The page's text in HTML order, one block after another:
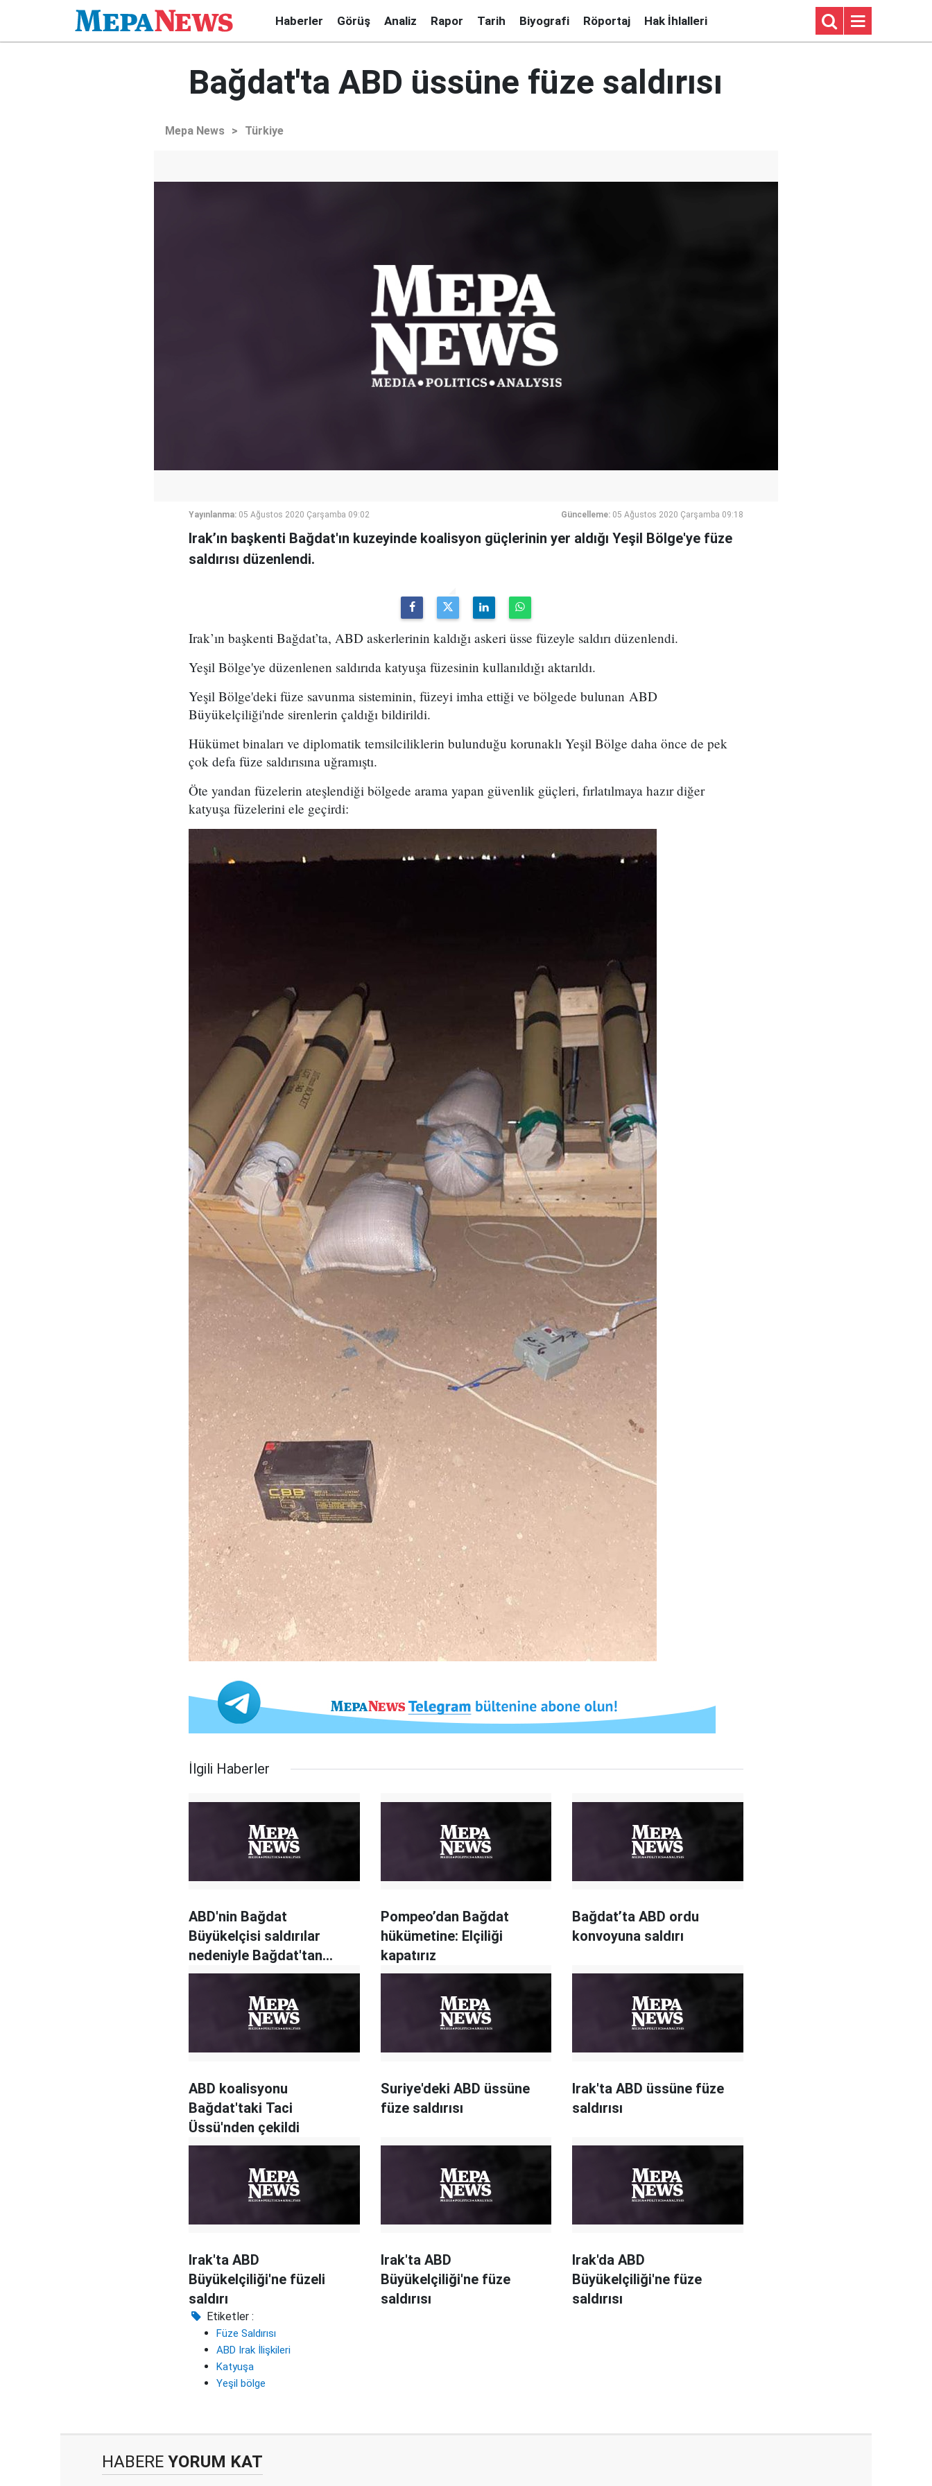
Haberler Görüş Analiz Rapor Tarih Biyografi Röportaj Hak İhlalleri
Bağdat'ta ABD üssüne füze saldırısı
Mepa News > Türkiye
Yayınlanma: 05 Ağustos 2020 Çarşamba 09:02 Güncelleme: 05 Ağustos 2020 Çarşamba 09:18
Irak’ın başkenti Bağdat'ın kuzeyinde koalisyon güçlerinin yer aldığı Yeşil Bölge'ye füze
saldırısı düzenlendi.
Irak’ın başkenti Bağdat’ta, ABD askerlerinin kaldığı askeri üsse füzeyle saldırı düzenlendi.
Yeşil Bölge'ye düzenlenen saldırıda katyuşa füzesinin kullanıldığı aktarıldı.
Yeşil Bölge'deki füze savunma sisteminin, füzeyi imha ettiği ve bölgede bulunan ABD
Büyükelçiliği'nde sirenlerin çaldığı bildirildi.
Hükümet binaları ve diplomatik temsilciliklerin bulunduğu korunaklı Yeşil Bölge daha önce de pek
çok defa füze saldırısına uğramıştı.
Öte yandan füzelerin ateşlendiği bölgede arama yapan güvenlik güçleri, fırlatılmaya hazır diğer
katyuşa füzelerini ele geçirdi:
İlgili Haberler
ABD'nin Bağdat
Büyükelçisi saldırılar
nedeniyle Bağdat'tan
ayrıldı
Pompeo’dan Bağdat
hükümetine: Elçiliği
kapatırız
Bağdat’ta ABD ordu
konvoyuna saldırı
ABD koalisyonu
Bağdat'taki Taci
Üssü'nden çekildi
Suriye'deki ABD üssüne
füze saldırısı
Irak'ta ABD üssüne füze
saldırısı
Irak'ta ABD
Büyükelçiliği'ne füzeli
saldırı
Irak'ta ABD
Büyükelçiliği'ne füze
saldırısı
Irak'da ABD
Büyükelçiliği'ne füze
saldırısı
Etiketler :
Füze Saldırısı
ABD Irak İlişkileri
Katyuşa
Yeşil bölge
HABERE YORUM KAT